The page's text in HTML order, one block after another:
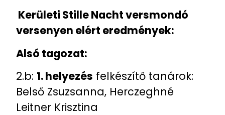
Kerületi Stille Nacht versmondó
versenyen elért eredmények:
Alsó tagozat:
2.b: 1. helyezés felkészítő tanárok:
Belső Zsuzsanna, Herczeghné
Leitner Krisztina